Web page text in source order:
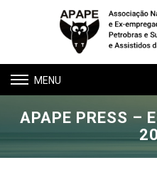
Toggle
navigation
APAPE PRESS –